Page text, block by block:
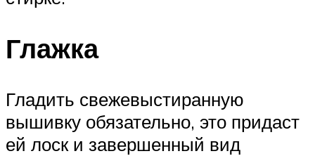
Глажка
Гладить свежевыстиранную
вышивку обязательно, это придаст
ей лоск и завершенный вид